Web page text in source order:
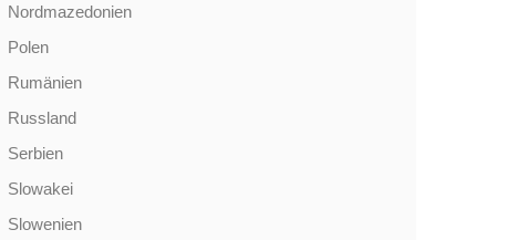
Nordmazedonien
Polen
Rumänien
Russland
Serbien
Slowakei
Slowenien